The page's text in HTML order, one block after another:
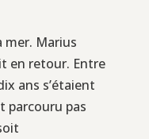
mer. Marius
en retour. Entre
ans s’étaient
parcouru pas